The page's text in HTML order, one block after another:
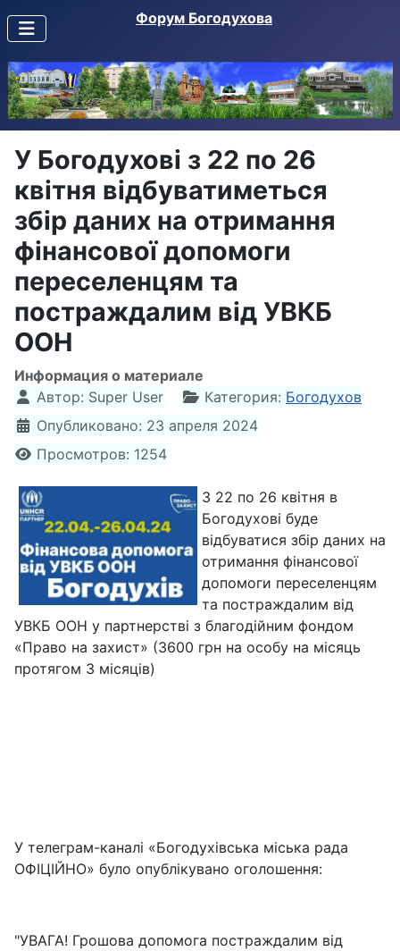
Форум Богодухова
У Богодухові з 22 по 26
квітня відбуватиметься
збір даних на отримання
фінансової допомоги
переселенцям та
постраждалим від УВКБ
ООН
Информация о материале
Автор: Super User Категория: Богодухов
Опубликовано: 23 апреля 2024
Просмотров: 1254
З 22 по 26 квітня в
Богодухові буде
відбуватися збір даних на
отримання фінансової
допомоги переселенцям
та постраждалим від
УВКБ ООН у партнерстві з благодійним фондом
«Право на захист» (3600 грн на особу на місяць
протягом 3 місяців)
У телеграм-каналі «Богодухівська міська рада
ОФІЦІЙНО» було опублікувано оголошення:
"УВАГА! Грошова допомога постраждалим від